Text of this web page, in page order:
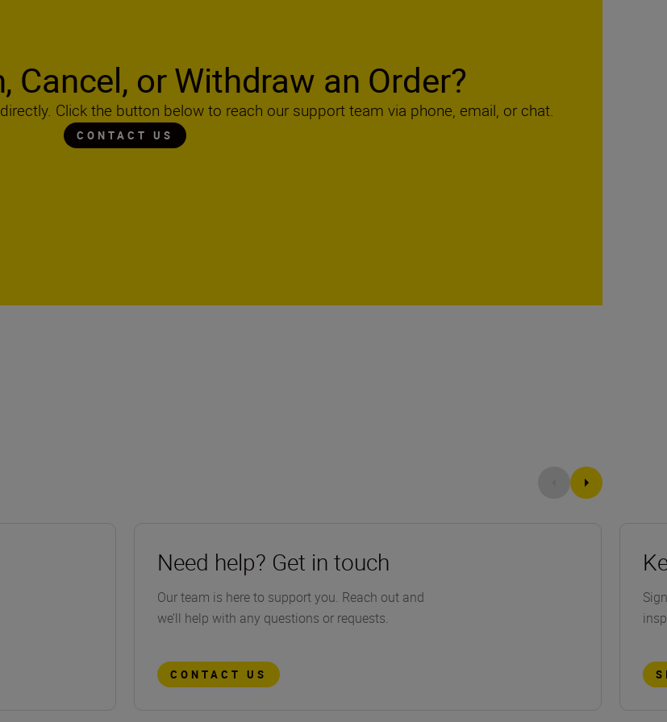
Cancel, or Withdraw an Order?
Click the button below to reach our support team via phone, email, or chat.
CONTACT US
Need help? Get in touch
Our team is here to support you. Reach out and
we’ll help with any questions or requests.
CONTACT US